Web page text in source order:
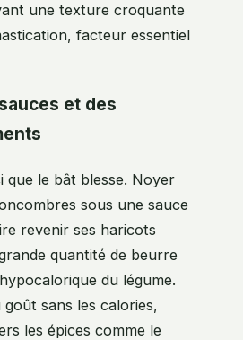
une texture croquante
facteur essentiel
et des
que le bât blesse. Noyer
sous une sauce
revenir ses haricots
quantité de beurre
du légume.
sans les calories,
les épices comme le